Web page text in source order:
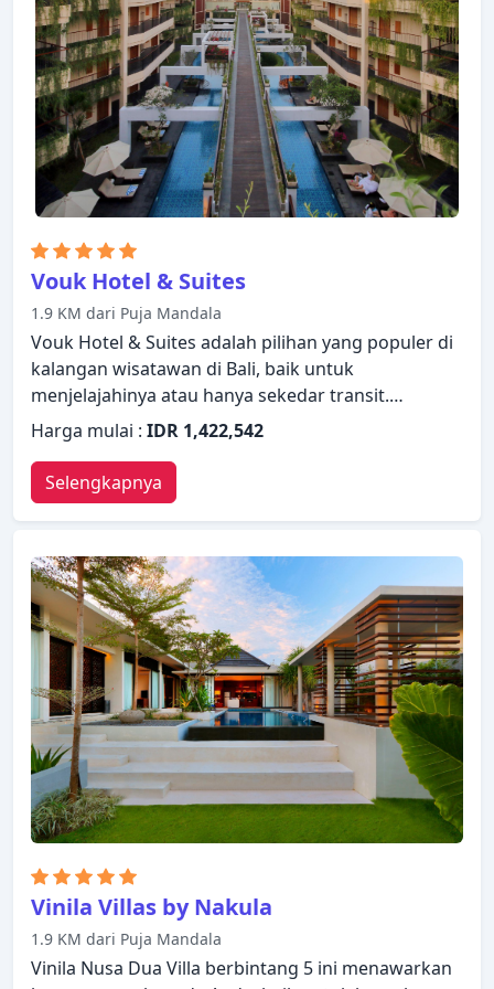
setelah berkeliling seharian dalam kenyamanan
kamar Anda atau manfaatkan fasilitas rekreasi di
hotel, termasuk jalur pendakian, hot tub, pantai
pribadi, pusat kebugaran, sauna. Dengan layanan
handal dan staf profesional, Grand Hyatt Bali
memenuhi kebutuhan Anda.
Vouk Hotel & Suites
1.9 KM dari Puja Mandala
Vouk Hotel & Suites adalah pilihan yang populer di
kalangan wisatawan di Bali, baik untuk
menjelajahinya atau hanya sekedar transit.
Menampilkan daftar fasilitas yang lengkap, tamu
akan merasakan bahwa mereka menginap di
properti yang nyaman. Manfaatkan layanan kamar
24 jam, WiFi gratis di semua kamar, satpam 24 jam,
kapel, layanan kebersihan harian yang disediakan
hotel. Beberapa kamar dirancang dengan baik
dengan adanya fasilitas ruang penyimpanan
pakaian, teh gratis, kamar pas, handuk, rak
pakaian. Untuk meningkatkan kualitas pengalaman
menginap para tamu, hotel ini menawarkan
fasilitas rekreasi seperti kano, taman air
(waterpark), persewaan perlengkapan olahraga air,
selancar angin (windsurfing), snorkeling. Temukan
semua yang Bali tawarkan dengan membuat Vouk
Hotel & Suites sebagai tempat persinggahan Anda.
Harga mulai : IDR 1,422,542
Selengkapnya
Vinila Villas by Nakula
1.9 KM dari Puja Mandala
Vinila Nusa Dua Villa berbintang 5 ini menawarkan